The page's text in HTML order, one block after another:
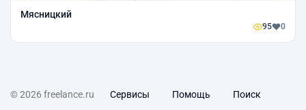
Мясницкий
95 0
© 2026 freelance.ru Сервисы Помощь Поиск